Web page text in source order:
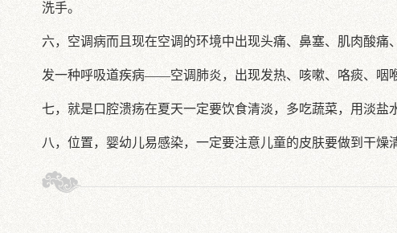
洗手。
六，空调病而且现在空调的环境中出现头痛、鼻塞、肌肉酸
发一种呼吸道疾病——空调肺炎，出现发热、咳嗽、咯痰、咽
七，就是口腔溃疡在夏天一定要饮食清淡，多吃蔬菜，用淡盐
八，位置，婴幼儿易感染，一定要注意儿童的皮肤要做到干燥